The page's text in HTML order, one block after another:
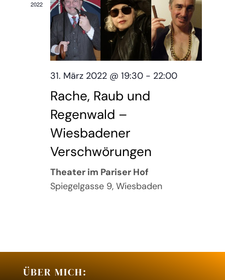
Über mich
Writers‘ Tech
Datenschutz
Impressum
2022
31. März 2022 @ 19:30- 22:00
Rache, Raub und
Regenwald –
Wiesbadener
Verschwörungen
Theater im Pariser Hof
Spiegelgasse 9, Wiesbaden
ÜBER MICH: